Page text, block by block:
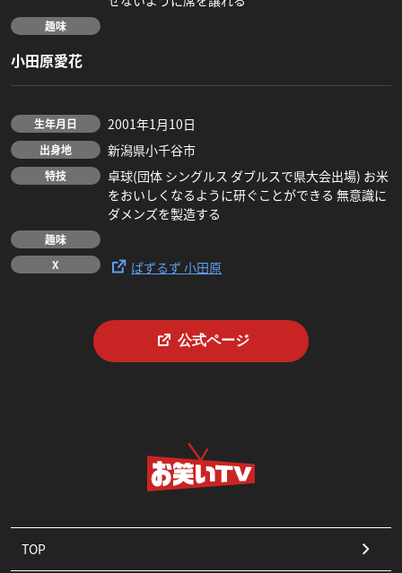
趣味
小田原愛花
生年月日 2001年1月10日
出身地 新潟県小千谷市
特技
卓球(団体 シングルス ダブルスで県大会出場) お米
をおいしくなるように研ぐことができる 無意識に
ダメンズを製造する
趣味
X
ぱずるず 小田原
公式ページ
TOP